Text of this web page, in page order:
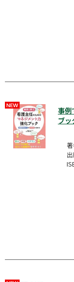
事例
ブ